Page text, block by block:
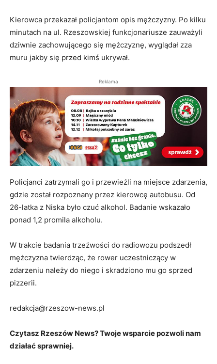
Kierowca przekazał policjantom opis mężczyzny. Po kilku
minutach na ul. Rzeszowskiej funkcjonariusze zauważyli
dziwnie zachowującego się mężczyznę, wyglądał zza
muru jakby się przed kimś ukrywał.
Reklama
Policjanci zatrzymali go i przewieźli na miejsce zdarzenia,
gdzie został rozpoznany przez kierowcę autobusu. Od
26-latka z Niska było czuć alkohol. Badanie wskazało
ponad 1,2 promila alkoholu.
W trakcie badania trzeźwości do radiowozu podszedł
mężczyzna twierdząc, że rower uczestniczący w
zdarzeniu należy do niego i skradziono mu go sprzed
pizzerii.
redakcja@rzeszow-news.pl
Czytasz Rzeszów News? Twoje wsparcie pozwoli nam
działać sprawniej.